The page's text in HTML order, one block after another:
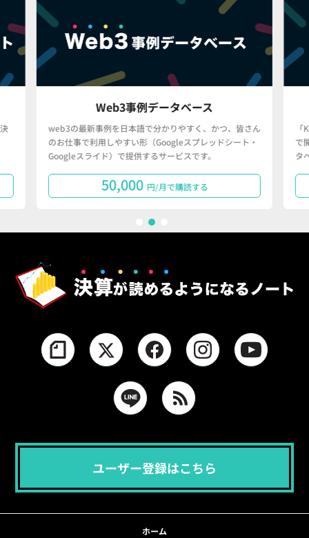
Web3事例データベース
web3の最新事例を日本語で分かりやすく、かつ、皆さん
のお仕事で利用しやすい形（Googleスプレッドシート・
Googleスライド）で提供するサービスです。
50,000 円/月で購読する
で
タ
ユーザー登録はこちら
ホーム